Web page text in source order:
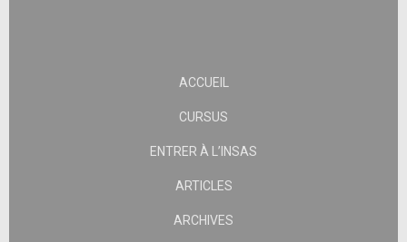
ACCUEIL
CURSUS
ENTRER À L’INSAS
ARTICLES
ARCHIVES